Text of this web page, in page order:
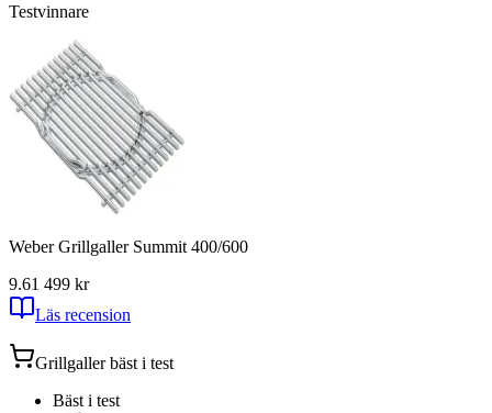
Testvinnare
Weber Grillgaller Summit 400/600
9.61 499 kr
Läs recension
Grillgallerbäst i test
Bäst i test